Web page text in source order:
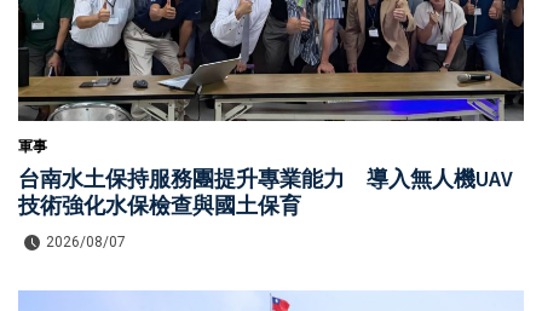
軍事
台南水土保持服務團提升專業能力 導入無人機UAV
技術強化水保檢查與國土保育
2026/08/07